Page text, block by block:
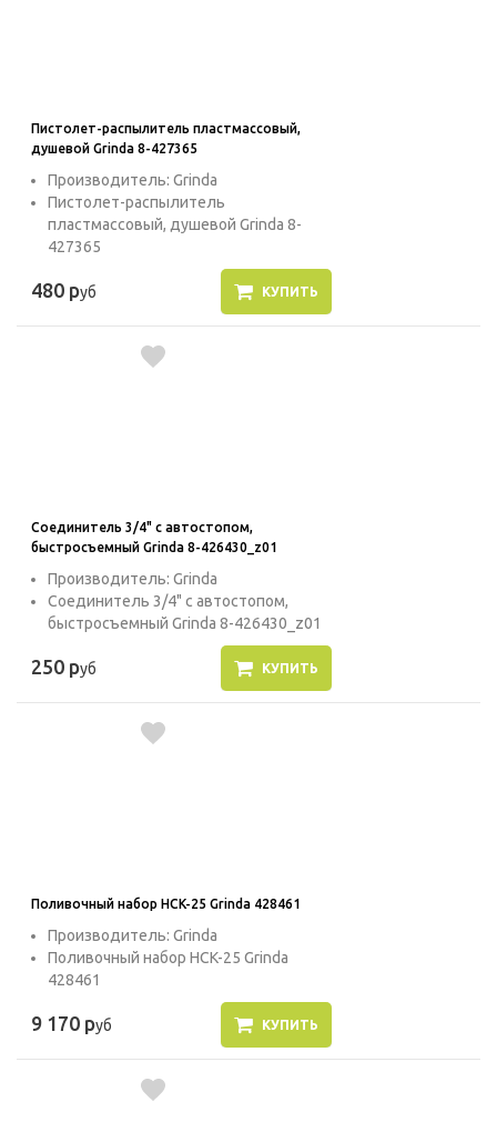
Пистолет-распылитель пластмассовый,
душевой Grinda 8-427365
Производитель: Grinda
Пистолет-распылитель
пластмассовый, душевой Grinda 8-
427365
480 руб КУПИТЬ
Соединитель 3/4" с автостопом,
быстросъемный Grinda 8-426430_z01
Производитель: Grinda
Соединитель 3/4" с автостопом,
быстросъемный Grinda 8-426430_z01
250 руб КУПИТЬ
Поливочный набор HCK-25 Grinda 428461
Производитель: Grinda
Поливочный набор HCK-25 Grinda
428461
9 170 руб КУПИТЬ